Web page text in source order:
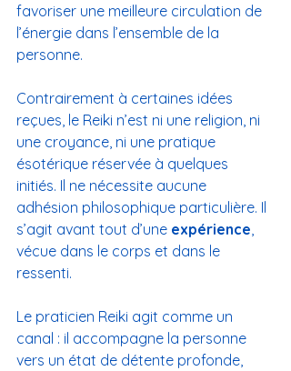
favoriser une meilleure circulation de
l’énergie dans l’ensemble de la
personne.
Contrairement à certaines idées
reçues, le Reiki n’est ni une religion, ni
une croyance, ni une pratique
ésotérique réservée à quelques
initiés. Il ne nécessite aucune
adhésion philosophique particulière. Il
s’agit avant tout d’une expérience
vécue dans le corps et dans le
ressenti.
Le praticien Reiki agit comme un
canal : il accompagne la personne
vers un état de détente profonde,